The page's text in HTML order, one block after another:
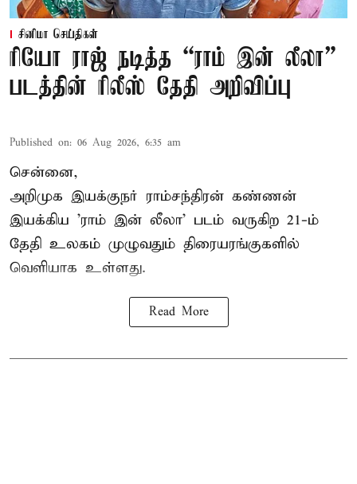
சினிமா செய்திகள்
ரியோ ராஜ் நடித்த “ராம் இன் லீலா”
படத்தின் ரிலீஸ் தேதி அறிவிப்பு
Published on: 06 Aug 2026, 6:35 am
சென்னை,
அறிமுக இயக்குநர் ராம்சந்திரன் கண்ணன்
இயக்கிய 'ராம் இன் லீலா' படம் வருகிற 21-ம்
தேதி உலகம் முழுவதும் திரையரங்குகளில்
வெளியாக உள்ளது.
Read More